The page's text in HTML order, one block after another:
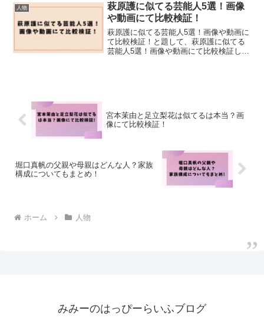
人物
萩原護に似てる芸能人5選！画像
や動画にて比較検証！
萩原護に似てる芸能人5選！画像や動画に
て比較検証！と題して、萩原護に似てる
芸能人5選！画像や動画にて比較検証しま
宮本茉由と足立梨花は似てるは本当？画
像にて比較検証！
堀口真帆の父親や母親はどんな人？家族
構成についてもまとめ！
ホーム 人物
みみーのはっぴーらいふブログ